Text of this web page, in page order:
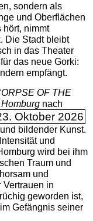
sondern als
und Oberflächen
hört, nimmt
Die Stadt bleibt
in das Theater
das neue Gorki:
empfängt.
OF THE
nach
Oktober 2026
bildender Kunst.
und
wird bei ihm
Traum und
und
Vertrauen in
geworden ist,
Gefängnis seiner